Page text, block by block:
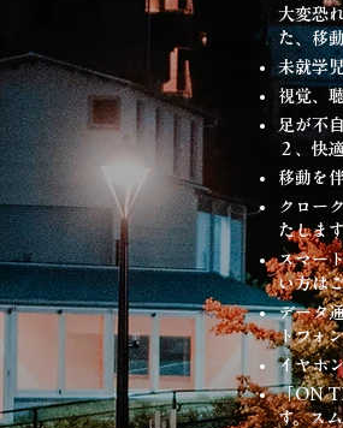
大変恐
た、移
未就学
視覚、
足が不
２、快
移動を
クロー
たします
スマー
い方は
データ
トフォ
イヤホ
「ON
す。ス